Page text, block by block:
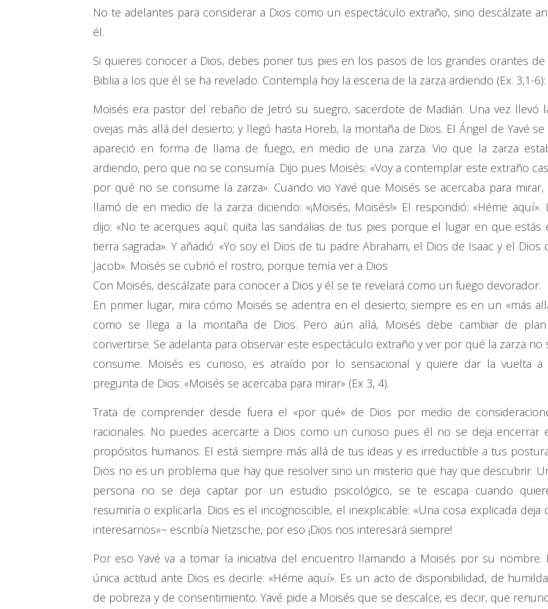
No te adelantes para considerar a Dios como un espectáculo extraño, sino descálzate
él.
Si quieres conocer a Dios, debes poner tus pies en los pasos de los grandes orantes de
Biblia a los que él se ha revelado. Contempla hoy la escena de la zarza ardiendo (Ex. 3,1-6):
Moisés era pastor del rebaño de Jetró su suegro, sacerdote de Madián. Una vez llevó
ovejas más allá del desierto; y llegó hasta Horeb, la montaña de Dios. El Ángel de Yavé se
apareció en forma de llama de fuego, en medio de una zarza. Vio que la zarza
ardiendo, pero que no se consumía. Dijo pues Moisés: «Voy a contemplar este extraño
por qué no se consume la zarza». Cuando vio Yavé que Moisés se acercaba para mirar,
llamó de en medio de la zarza diciendo: «¡Moisés, Moisés!» El respondió: «Héme aquí».
dijo: «No te acerques aquí; quita las sandalias de tus pies porque el lugar en que estás
tierra sagrada». Y añadió: «Yo soy el Dios de tu padre Abraham, el Dios de Isaac y el Dios
Jacob». Moisés se cubrió el rostro, porque temía ver a Dios
Con Moisés, descálzate para conocer a Dios y él se te revelará como un fuego devorador.
En primer lugar, mira cómo Moisés se adentra en el desierto; siempre es en un «más
como se llega a la montaña de Dios. Pero aún allá, Moisés debe cambiar de
convertirse. Se adelanta para observar este espectáculo extraño y ver por qué la zarza no
consume. Moisés es curioso, es atraído por lo sensacional y quiere dar la vuelta a
pregunta de Dios: «Moisés se acercaba para mirar» (Ex 3, 4).
Trata de comprender desde fuera el «por qué» de Dios por medio de
racionales. No puedes acercarte a Dios como un curioso pues él no se deja encerrar
propósitos humanos. El está siempre más allá de tus ideas y es irreductible a tus
Dios no es un problema que hay que resolver sino un misterio que hay que descubrir.
persona no se deja captar por un estudio psicológico, se te escapa cuando
resumiría o explicarla. Dios es el incognoscible, el inexplicable: «Una cosa explicada deja
interesarnos»~ escribía Nietzsche, por eso ¡Dios nos interesará siempre!
Por eso Yavé va a tomar la iniciativa del encuentro llamando a Moisés por su nombre.
única actitud ante Dios es decirle: «Héme aquí». Es un acto de disponibilidad, de
de pobreza y de consentimiento. Yavé pide a Moisés que se descalce, es decir, que